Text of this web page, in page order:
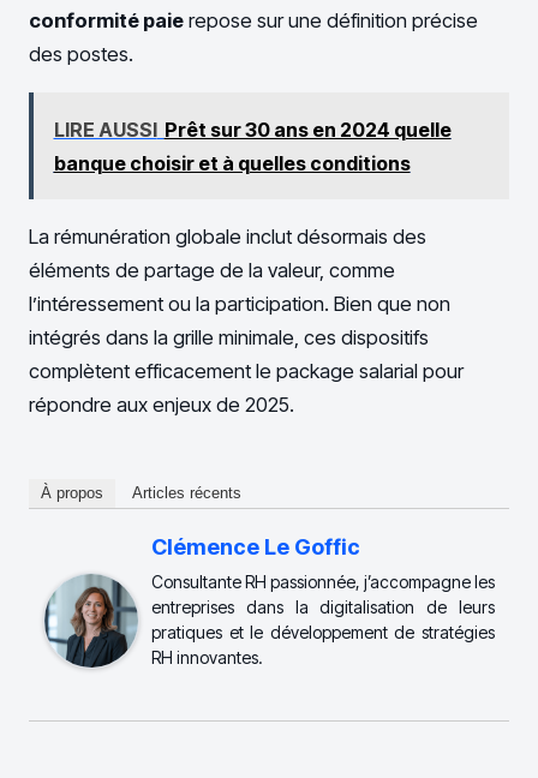
conformité paie repose sur une définition précise
des postes.
LIRE AUSSI Prêt sur 30 ans en 2024 quelle
banque choisir et à quelles conditions
La rémunération globale inclut désormais des
éléments de partage de la valeur, comme
l’intéressement ou la participation. Bien que non
intégrés dans la grille minimale, ces dispositifs
complètent efficacement le package salarial pour
répondre aux enjeux de 2025.
À propos Articles récents
Clémence Le Goffic
Consultante RH passionnée, j’accompagne les
entreprises dans la digitalisation de leurs
pratiques et le développement de stratégies
RH innovantes.